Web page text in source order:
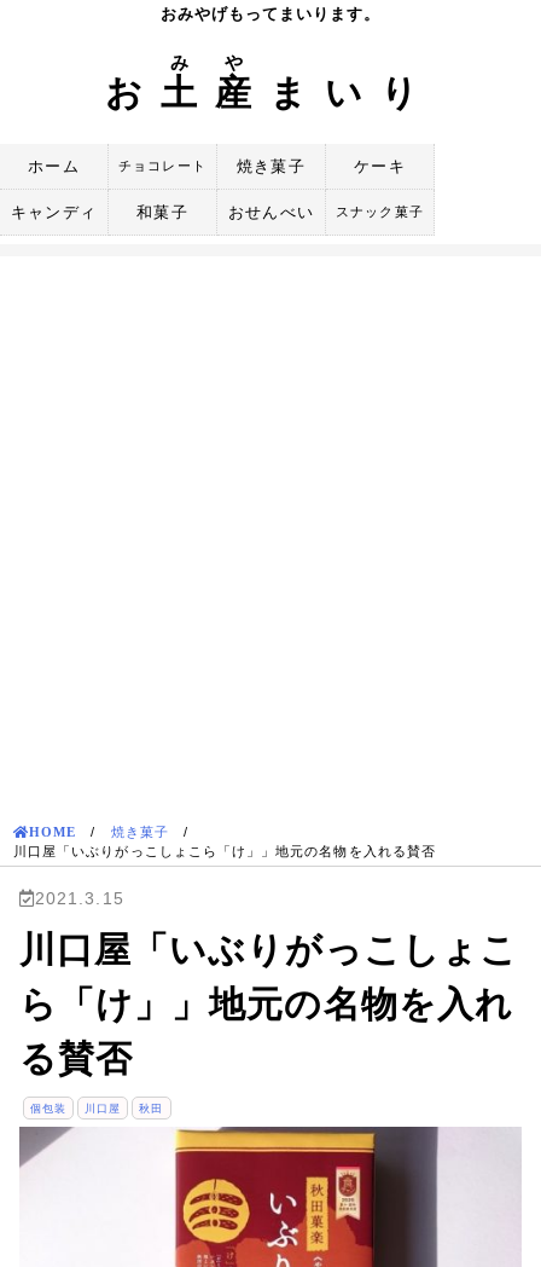
おみやげもってまいります。
お 土
み
産
や
まいり
ホーム チョコレート 焼き菓子 ケーキ
キャンディ 和菓子 おせんべい スナック菓子
HOME / 焼き菓子 /
川口屋「いぶりがっこしょこら「け」」地元の名物を入れる賛否
2021.3.15
川口屋「いぶりがっこしょこ
ら「け」」地元の名物を入れ
る賛否
個包装 川口屋 秋田